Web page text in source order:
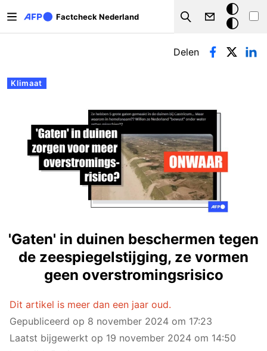
Factcheck Nederland
Search
Donkere
modus
Primaire tabs
Klimaat
Delen
'Gaten' in duinen beschermen tegen
de zeespiegelstijging, ze vormen
geen overstromingsrisico
Dit artikel is meer dan een jaar oud.
Gepubliceerd op 8 november 2024 om 17:23
Laatst bijgewerkt op 19 november 2024 om 14:50